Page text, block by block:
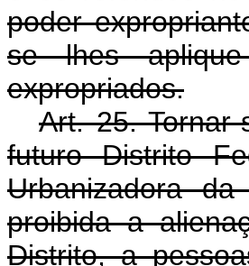
poder
se lhes
expropriados.
Art. 25.
futuro Distrito
Urbanizadora
proibida a
Distrito, a